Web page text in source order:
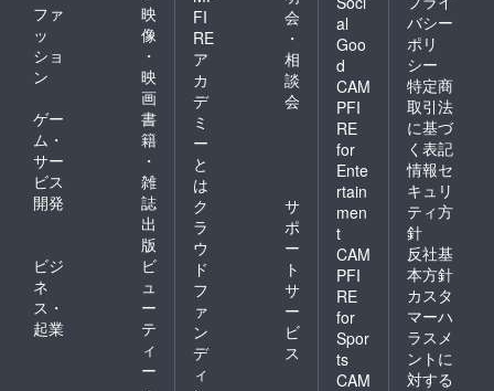
ファ
ッ
ショ
ン
映
像
・
映
画
ゲー
ム・
サー
ビス
開発
書
籍
・
雑
誌
出
版
ビジ
ネ
ス・
起業
ビ
ュ
ー
テ
ィ
ー
FI
RE
ア
カ
デ
ミ
ー
と
は
会
・
相
談
会
ク
ラ
ウ
ド
フ
ァ
ン
デ
ィ
サ
ポ
ー
ト
サ
ー
ビ
ス
al
Goo
d
CAM
PFI
RE
for
Ente
rtain
men
t
CAM
PFI
RE
for
Spor
ts
CAM
バシー
ポリ
シー
特定商
取引法
に基づ
く表記
情報セ
キュリ
ティ方
針
反社基
本方針
カスタ
マーハ
ラスメ
ントに
対する